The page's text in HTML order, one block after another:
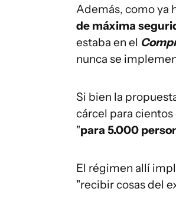
Además, como ya
de máxima
estaba en el
nunca se
Si bien la
cárcel para cientos
"para 5.000
El régimen allí
"recibir cosas del